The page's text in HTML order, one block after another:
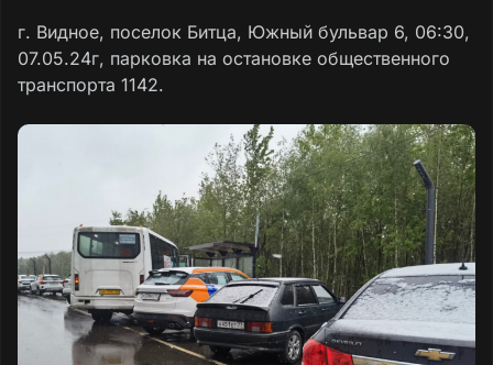
г. Видное, поселок Битца, Южный бульвар 6, 06:30,
07.05.24г, парковка на остановке общественного
транспорта 1142.